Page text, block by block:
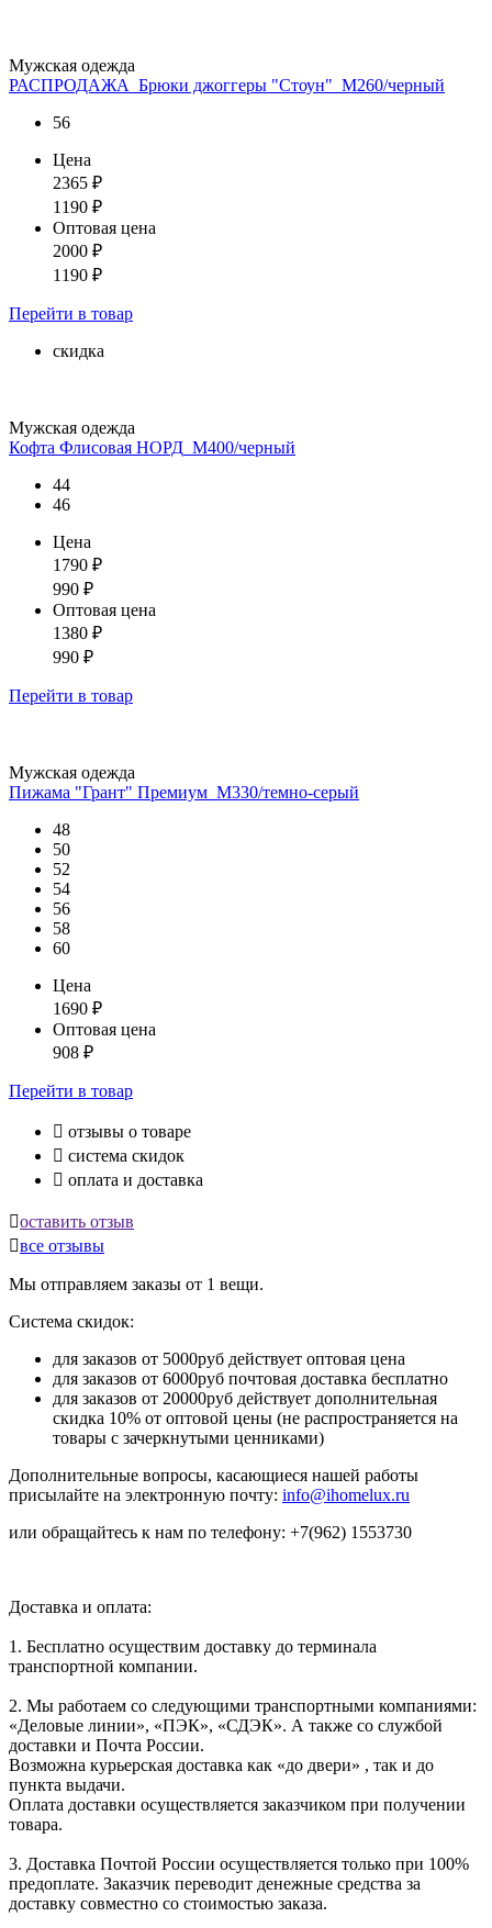
Мужская одежда
РАСПРОДАЖА_Брюки джоггеры "Стоун"_М260/черный
56
Цена
2365 ₽
1190 ₽
Оптовая цена
2000 ₽
1190 ₽
Перейти в товар
скидка
Мужская одежда
Кофта Флисовая НОРД_М400/черный
44
46
Цена
1790 ₽
990 ₽
Оптовая цена
1380 ₽
990 ₽
Перейти в товар
Мужская одежда
Пижама "Грант" Премиум_М330/темно-серый
48
50
52
54
56
58
60
Цена
1690 ₽
Оптовая цена
908 ₽
Перейти в товар
 отзывы о товаре
 система скидок
 оплата и доставка
оставить отзыв
все отзывы
Мы отправляем заказы от 1 вещи.
Система скидок:
для заказов от 5000руб действует оптовая цена
для заказов от 6000руб почтовая доставка бесплатно
для заказов от 20000руб действует дополнительная
скидка 10% от оптовой цены (не распространяется на
товары с зачеркнутыми ценниками)
Дополнительные вопросы, касающиеся нашей работы
присылайте на электронную почту: info@ihomelux.ru
или обращайтесь к нам по телефону: +7(962) 1553730
Доставка и оплата:
1. Бесплатно осуществим доставку до терминала
транспортной компании.
2. Мы работаем со следующими транспортными компаниями:
«Деловые линии», «ПЭК», «СДЭК». А также со службой
доставки и Почта России.
Возможна курьерская доставка как «до двери» , так и до
пункта выдачи.
Оплата доставки осуществляется заказчиком при получении
товара.
3. Доставка Почтой России осуществляется только при 100%
предоплате. Заказчик переводит денежные средства за
доставку совместно со стоимостью заказа.